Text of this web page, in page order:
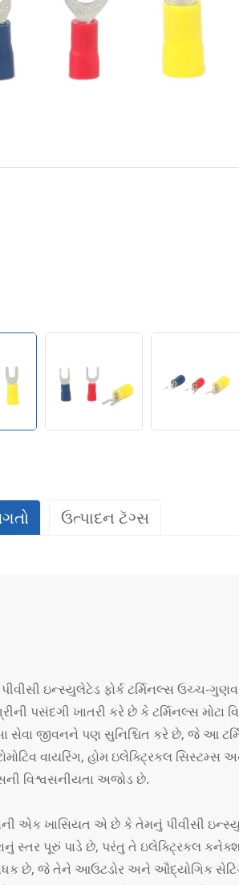
ઉત્પાદન ટૅગ્સ
ઇન્સ્યુલેટેડ ફોર્ક ટર્મિનલ્સ ઉચ્ચ-
પસંદગી ખાતરી કરે છે કે ટર્મિનલ્સ મોટા
સેવા જીવનને પણ સુનિશ્ચિત કરે છે, જે આ
વાયરિંગ, હોમ ઇલેક્ટ્રિકલ સિસ્ટમ્સ
વિશ્વસનીયતા અજોડ છે.
એક ખાસિયત એ છે કે તેમનું પીવીસી
સ્તર પૂરું પાડે છે, પરંતુ તે ઇલેક્ટ્રિકલ
છે, જે તેને આઉટડોર અને ઔદ્યોગિક